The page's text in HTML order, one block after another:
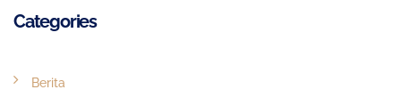
Categories
Berita